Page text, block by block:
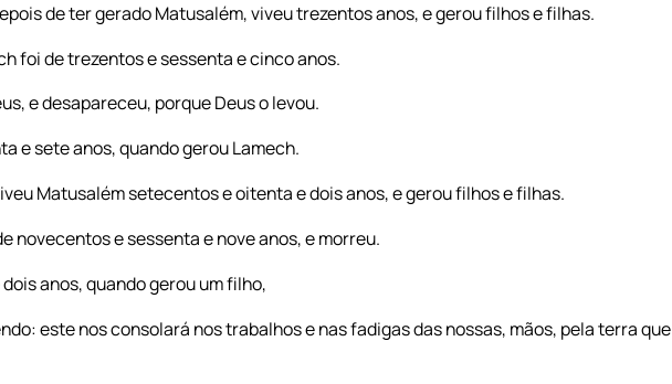
de ter gerado Matusalém, viveu trezentos anos, e gerou filhos e filhas.
foi de trezentos e sessenta e cinco anos.
e desapareceu, porque Deus o levou.
e sete anos, quando gerou Lamech.
Matusalém setecentos e oitenta e dois anos, e gerou filhos e filhas.
novecentos e sessenta e nove anos, e morreu.
anos, quando gerou um filho,
este nos consolará nos trabalhos e nas fadigas das nossas, mãos, pela terra que